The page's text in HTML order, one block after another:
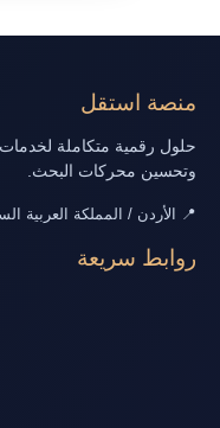
منصة استقل
حلول رقمية متكاملة لخدمات
وتحسين محركات البحث.
📍 الأردن / المملكة العربية
روابط سريعة